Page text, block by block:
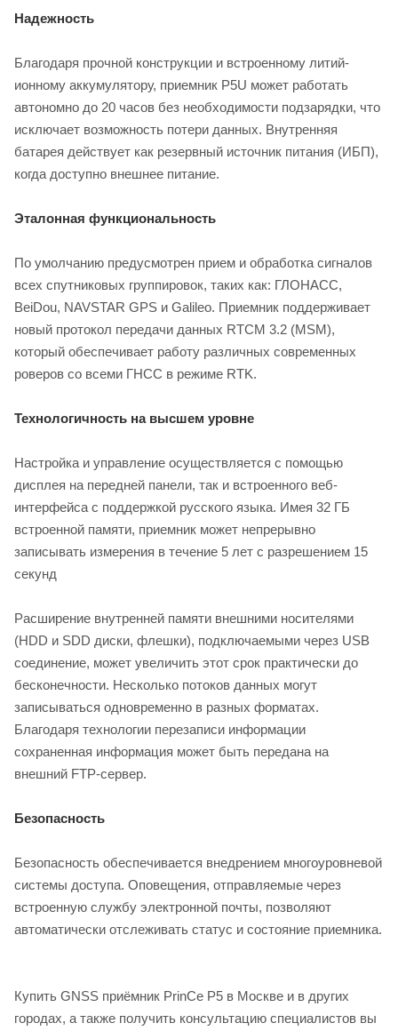
Надежность
Благодаря прочной конструкции и встроенному литий-
ионному аккумулятору, приемник P5U может работать
автономно до 20 часов без необходимости подзарядки, что
исключает возможность потери данных. Внутренняя
батарея действует как резервный источник питания (ИБП),
когда доступно внешнее питание.
Эталонная функциональность
По умолчанию предусмотрен прием и обработка сигналов
всех спутниковых группировок, таких как: ГЛОНАСС,
BeiDou, NAVSTAR GPS и Galileo. Приемник поддерживает
новый протокол передачи данных RTCM 3.2 (MSM),
который обеспечивает работу различных современных
роверов со всеми ГНСС в режиме RTK.
Технологичность на высшем уровне
Настройка и управление осуществляется с помощью
дисплея на передней панели, так и встроенного веб-
интерфейса с поддержкой русского языка. Имея 32 ГБ
встроенной памяти, приемник может непрерывно
записывать измерения в течение 5 лет с разрешением 15
секунд
Расширение внутренней памяти внешними носителями
(HDD и SDD диски, флешки), подключаемыми через USB
соединение, может увеличить этот срок практически до
бесконечности. Несколько потоков данных могут
записываться одновременно в разных форматах.
Благодаря технологии перезаписи информации
сохраненная информация может быть передана на
внешний FTP-сервер.
Безопасность
Безопасность обеспечивается внедрением многоуровневой
системы доступа. Оповещения, отправляемые через
встроенную службу электронной почты, позволяют
автоматически отслеживать статус и состояние приемника.
Купить GNSS приёмник PrinCe P5 в Москве и в других
городах, а также получить консультацию специалистов вы